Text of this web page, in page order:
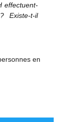
effectuent-
Existe-t-il
en